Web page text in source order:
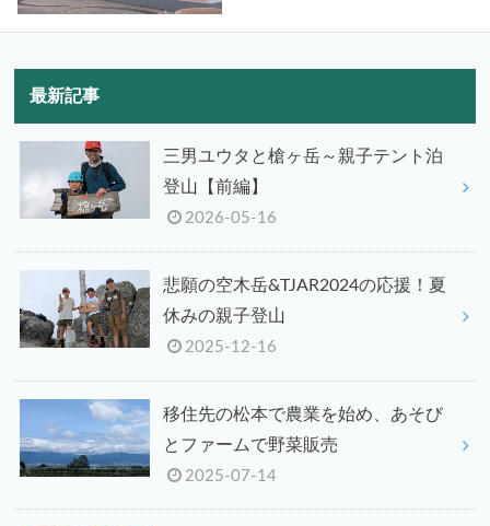
最新記事
三男ユウタと槍ヶ岳～親子テント泊
登山【前編】
2026-05-16
悲願の空木岳&TJAR2024の応援！夏
休みの親子登山
2025-12-16
移住先の松本で農業を始め、あそび
とファームで野菜販売
2025-07-14